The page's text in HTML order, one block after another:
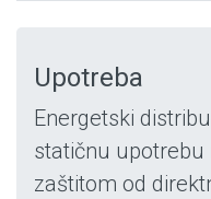
Upotreba
Energetski
statičnu
zaštitom od